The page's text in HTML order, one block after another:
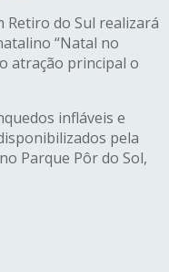
Retiro do Sul realizará
“Natal no
atração principal o
infláveis e
pela
Parque Pôr do Sol,